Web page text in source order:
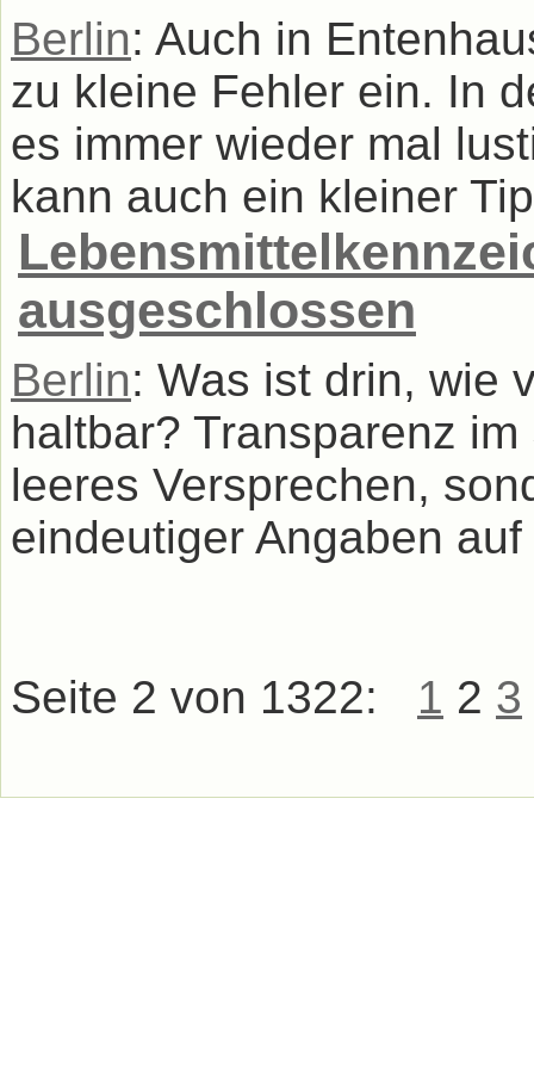
Berlin: Auch in
zu kleine Fehler ein. In
es immer wieder mal
kann auch ein kleiner
ausgeschlossen
Berlin: Was ist drin, wie
haltbar? Transparenz
leeres Versprechen,
eindeutiger Angaben
Seite 2 von 1322: 1 2 3